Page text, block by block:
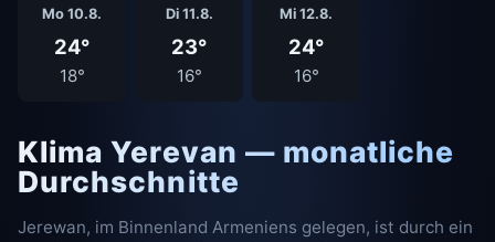
Mo 10.8.
24°
18°
Di 11.8.
23°
16°
Mi 12.8.
24°
16°
Klima Yerevan — monatliche
Durchschnitte
Jerewan, im Binnenland Armeniens gelegen, ist durch ein